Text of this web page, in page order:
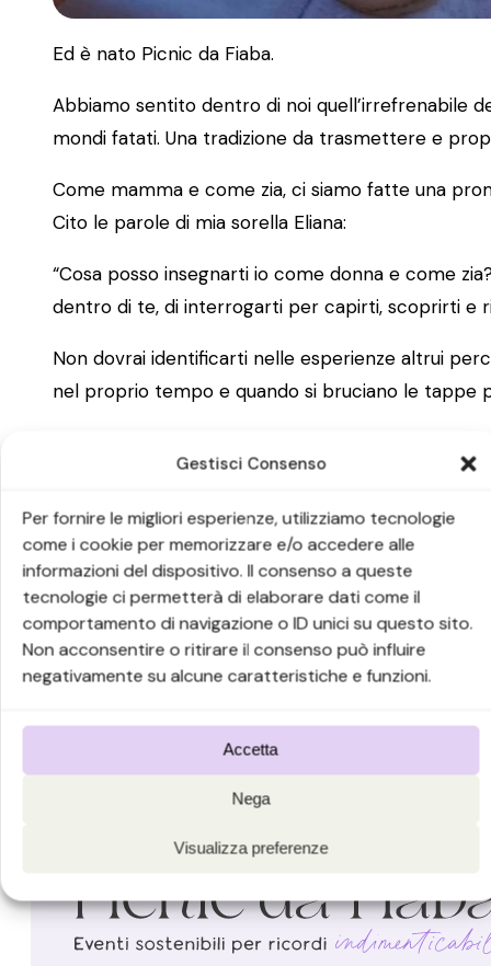
Gestisci Consenso
Per fornire le migliori esperienze, utilizziamo tecnologie
come i cookie per memorizzare e/o accedere alle
informazioni del dispositivo. Il consenso a queste
tecnologie ci permetterà di elaborare dati come il
comportamento di navigazione o ID unici su questo sito.
Non acconsentire o ritirare il consenso può influire
negativamente su alcune caratteristiche e funzioni.
Accetta
Nega
Visualizza preferenze
Ed è nato Picnic da Fiaba.
Abbiamo sentito dentro di noi quell’irrefrenabile
mondi fatati. Una tradizione da trasmettere e
Come mamma e come zia, ci siamo fatte una
Cito le parole di mia sorella Eliana:
“Cosa posso insegnarti io come donna e come
dentro di te, di interrogarti per capirti, scoprirti e
Non dovrai identificarti nelle esperienze altrui
nel proprio tempo e quando si bruciano le tappe
E io e mia sorella ci siamo perse tante volte in
vecchio film intriso di ricordi, altri nuovi da